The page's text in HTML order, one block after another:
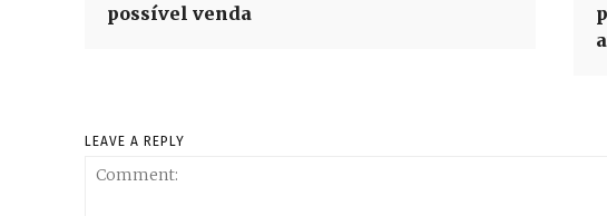
possível venda
LEAVE A REPLY